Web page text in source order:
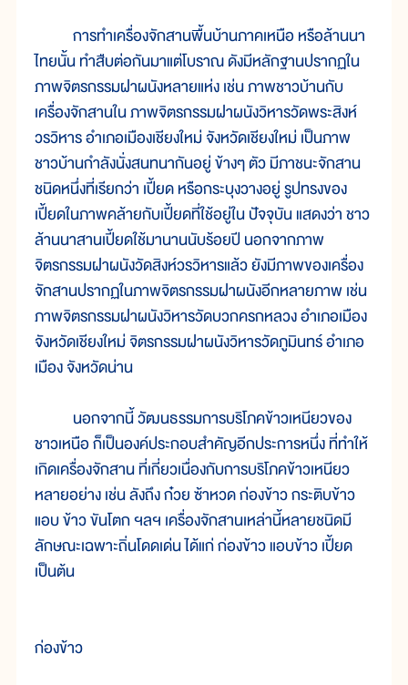
การทำเครื่องจักสานพื้นบ้านภาคเหนือ หรือล้านนา
ไทยนั้น ทำสืบต่อกันมาแต่โบราณ ดังมีหลักฐานปรากฏใน
ภาพจิตรกรรมฝาผนังหลายแห่ง เช่น ภาพชาวบ้านกับ
เครื่องจักสานใน ภาพจิตรกรรมฝาผนังวิหารวัดพระสิงห์
วรวิหาร อำเภอเมืองเชียงใหม่ จังหวัดเชียงใหม่ เป็นภาพ
ชาวบ้านกำลังนั่งสนทนากันอยู่ ข้างๆ ตัว มีภาชนะจักสาน
ชนิดหนึ่งที่เรียกว่า เปี้ยด หรือกระบุงวางอยู่ รูปทรงของ
เปี้ยดในภาพคล้ายกับเปี้ยดที่ใช้อยู่ใน ปัจจุบัน แสดงว่า ชาว
ล้านนาสานเปี้ยดใช้มานานนับร้อยปี นอกจากภาพ
จิตรกรรมฝาผนังวัดสิงห์วรวิหารแล้ว ยังมีภาพของเครื่อง
จักสานปรากฏในภาพจิตรกรรมฝาผนังอีกหลายภาพ เช่น
ภาพจิตรกรรมฝาผนังวิหารวัดบวกครกหลวง อำเภอเมือง
จังหวัดเชียงใหม่ จิตรกรรมฝาผนังวิหารวัดภูมินทร์ อำเภอ
เมือง จังหวัดน่าน
นอกจากนี้ วัฒนธรรมการบริโภคข้าวเหนียวของ
ชาวเหนือ ก็เป็นองค์ประกอบสำคัญอีกประการหนึ่ง ที่ทำให้
เกิดเครื่องจักสาน ที่เกี่ยวเนื่องกับการบริโภคข้าวเหนียว
หลายอย่าง เช่น ลังถึง ก๋วย ซ้าหวด ก่องข้าว กระติบข้าว
แอบ ข้าว ขันโตก ฯลฯ เครื่องจักสานเหล่านี้หลายชนิดมี
ลักษณะเฉพาะถิ่นโดดเด่น ได้แก่ ก่องข้าว แอบข้าว เปี้ยด
เป็นต้น
ก่องข้าว